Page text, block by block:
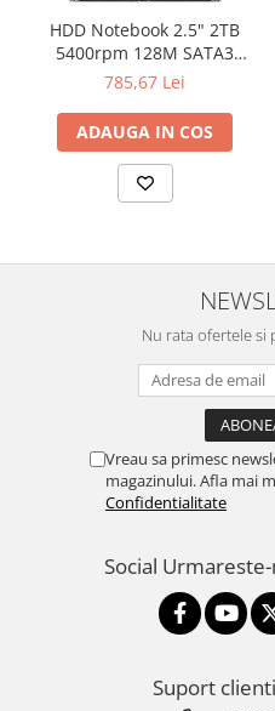
Cloud si Aplicatii SaaS
Sisteme Videoconferinta
Securitate Date
Firewall
HDD Notebook 2.5" 2TB
5400rpm 128M SATA3
SEAGATE
785,67 Lei
ADAUGA IN COS
Nu rata ofertele
Vreau sa primesc
magazinului. Afla mai
Confidentialitate
Social
Suport clienti